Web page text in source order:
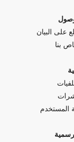
على البيان
بنا
المستخدم